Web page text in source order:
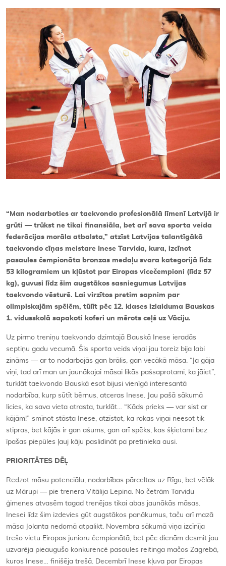
“Man nodarboties ar taekvondo profesionālā līmenī Latvijā ir
grūti — trūkst ne tikai finansiāla, bet arī sava sporta veida
federācijas morāla atbalsta,” atzīst Latvijas talantīgākā
taekvondo cīņas meistare Inese Tarvida, kura, izcīnot
pasaules čempionāta bronzas medaļu svara kategorijā līdz
53 kilogramiem un kļūstot par Eiropas vicečempioni (līdz 57
kg), guvusi līdz šim augstākos sasniegumus Latvijas
taekvondo vēsturē. Lai virzītos pretim sapnim par
olimpiskajām spēlēm, tūlīt pēc 12. klases izlaiduma Bauskas
1. vidusskolā sapakoti koferi un mērots ceļš uz Vāciju.
Uz pirmo treniņu taekvondo dzimtajā Bauskā Inese ieradās
septiņu gadu vecumā. Šis sporta veids viņai jau toreiz bija labi
zināms — ar to nodarbojās gan brālis, gan vecākā māsa. “Ja gāja
viņi, tad arī man un jaunākajai māsai likās pašsaprotami, ka jāiet”,
turklāt taekvondo Bauskā esot bijusi vienīgā interesantā
nodarbība, kurp sūtīt bērnus, atceras Inese. Jau pašā sākumā
licies, ka sava vieta atrasta, turklāt… “Kāds prieks — var sist ar
kājām!” smīnot stāsta Inese, atzīstot, ka rokas viņai neesot tik
stipras, bet kājās ir gan ašums, gan arī spēks, kas šķietami bez
īpašas piepūles ļauj kāju paslidināt pa pretinieka ausi.
PRIORITĀTES DĒĻ
Redzot māsu potenciālu, nodarbības pārceltas uz Rīgu, bet vēlāk
uz Mārupi — pie trenera Vitālija Lepina. No četrām Tarvidu
ģimenes atvasēm tagad trenējas tikai abas jaunākās māsas.
Inesei līdz šim izdevies gūt augstākos panākumus, taču arī mazā
māsa Jolanta nedomā atpalikt. Novembra sākumā viņa izcīnīja
trešo vietu Eiropas junioru čempionātā, bet pēc dienām desmit jau
uzvarēja pieaugušo konkurencē pasaules reitinga mačos Zagrebā,
kuros Inese… finišēja trešā. Decembrī Inese kļuva par Eiropas